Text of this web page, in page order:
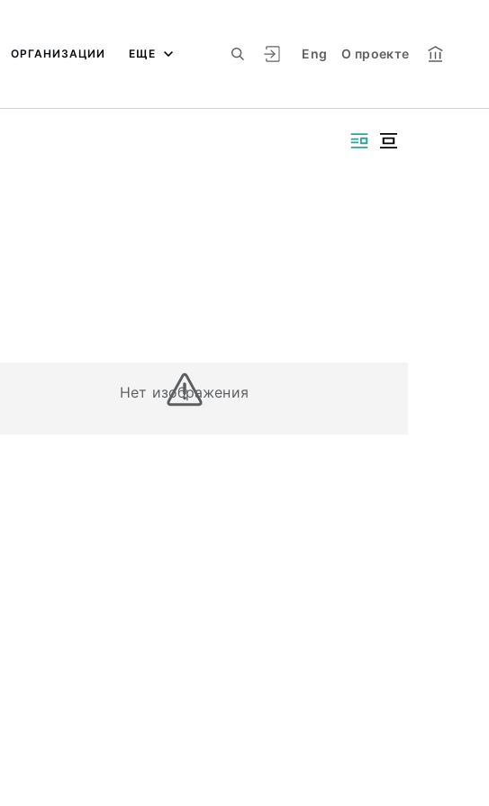
Eng О проекте
ОРГАНИЗАЦИИ ЕЩЕ
Нет изображения